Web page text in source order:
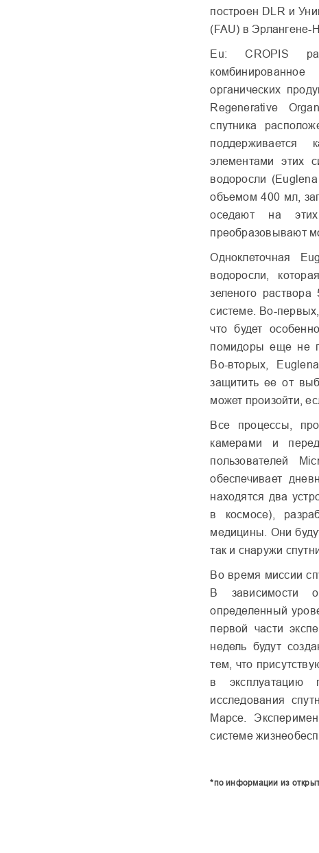
построен DLR и
(FAU) в Эрлангене-
Eu: CROPIS
органических
Regenerative
спутника
поддерживается
элементами этих
водоросли
объемом 400 мл,
оседают на
преобразовывают
Одноклеточная
водоросли,
зеленого
системе. Во-
что будет
помидоры еще не
Во-вторых,
защитить ее от
может произойти,
Все процессы,
камерами и
пользователей
обеспечивает
находятся два
в космосе),
медицины. Они
так и снаружи
Во время миссии
В зависимости
определенный
первой части
недель будут
тем, что
в эксплуатацию
исследования
Марсе.
системе
*по информации из